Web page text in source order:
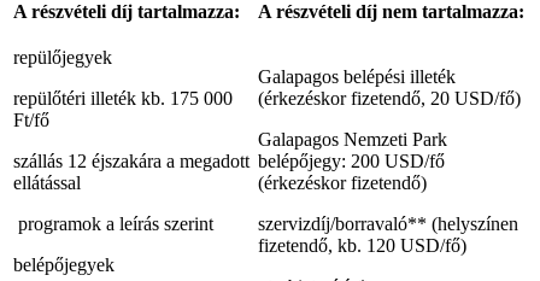
A részvételi díj tartalmazza: A részvételi díj nem tartalmazza:
repülőjegyek
repülőtéri illeték kb. 175 000
Ft/fő
szállás 12 éjszakára a megadott
ellátással
programok a leírás szerint
belépőjegyek
Galapagos belépési illeték
(érkezéskor fizetendő, 20 USD/fő)
Galapagos Nemzeti Park
belépőjegy: 200 USD/fő
(érkezéskor fizetendő)
szervizdíj/borravaló** (helyszínen
fizetendő, kb. 120 USD/fő)